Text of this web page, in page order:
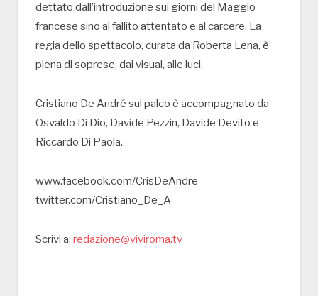
dettato dall’introduzione sui giorni del Maggio
francese sino al fallito attentato e al carcere. La
regia dello spettacolo, curata da Roberta Lena, è
piena di soprese, dai visual, alle luci.
Cristiano De André sul palco è accompagnato da
Osvaldo Di Dio, Davide Pezzin, Davide Devito e
Riccardo Di Paola.
www.facebook.com/CrisDeAndre
twitter.com/Cristiano_De_A
Scrivi a: redazione@viviroma.tv